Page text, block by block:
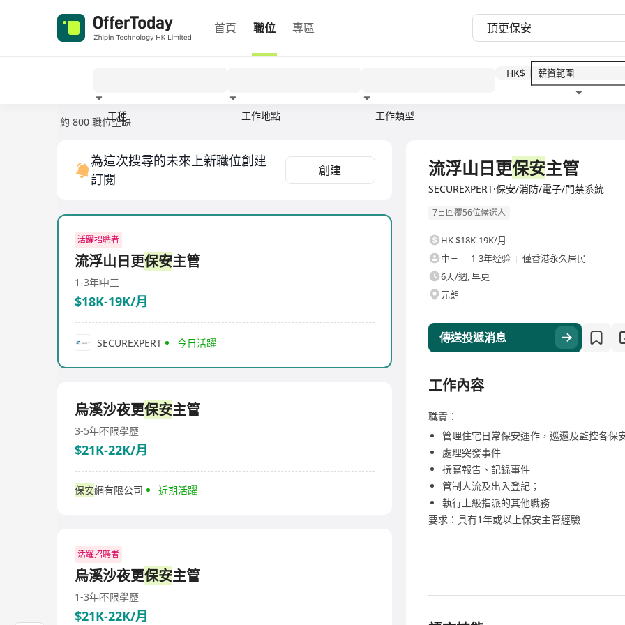
首頁 職位 專區
工種 工作地點 工作類型
HK$
約 800 職位空缺
為這次搜尋的未來上新職位創建
訂閱
創建
活躍招聘者
流浮山日更保安主管
1-3年中三
$18K-19K/月
SECUREXPERT 今日活躍
烏溪沙夜更保安主管
3-5年不限學歷
$21K-22K/月
保安網有限公司 近期活躍
活躍招聘者
烏溪沙夜更保安主管
1-3年不限學歷
$21K-22K/月
流浮山日更保安主管
SECUREXPERT·保安/消防/電子/門禁系統
7日回覆56位候選人
HK $18K-19K/月
中三
1-3年经验
僅香港永久居民
6天/週, 早更
元朗
傳送投遞消息
工作內容
職責：
管理住宅日常保安運作，巡邏及監控各保
處理突發事件
撰寫報告、記錄事件
管制人流及出入登記；
執行上級指派的其他職務
要求：具有1年或以上保安主管經驗